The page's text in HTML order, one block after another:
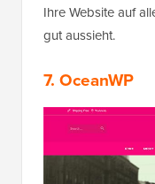
Ihre Website auf
gut aussieht.
7. OceanWP